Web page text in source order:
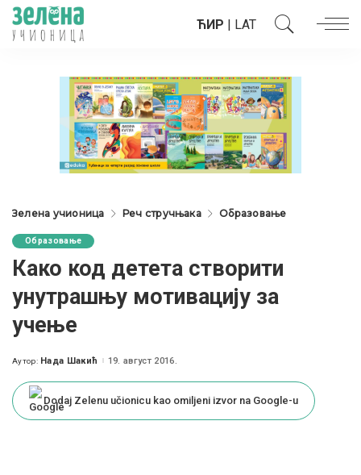
ЋИР | LAT
Зелена учионица Реч стручњака Образовање
Образовање
Како код детета створити
унутрашњу мотивацију за
учење
Posted
Аутор: Нада Шакић 19. август 2016.
Dodaj Zelenu učionicu kao omiljeni izvor na Google-u